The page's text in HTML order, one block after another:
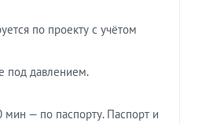
по проекту с учётом
под давлением.
— по паспорту. Паспорт и